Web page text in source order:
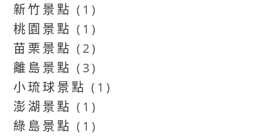
新竹景點 (1)
桃園景點 (1)
苗栗景點 (2)
離島景點 (3)
小琉球景點 (1)
澎湖景點 (1)
綠島景點 (1)